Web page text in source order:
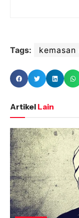
Tags:
Artikel Lain